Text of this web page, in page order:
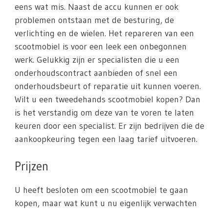
eens wat mis. Naast de accu kunnen er ook
problemen ontstaan met de besturing, de
verlichting en de wielen. Het repareren van een
scootmobiel is voor een leek een onbegonnen
werk. Gelukkig zijn er specialisten die u een
onderhoudscontract aanbieden of snel een
onderhoudsbeurt of reparatie uit kunnen voeren.
Wilt u een tweedehands scootmobiel kopen? Dan
is het verstandig om deze van te voren te laten
keuren door een specialist. Er zijn bedrijven die de
aankoopkeuring tegen een laag tarief uitvoeren.
Prijzen
U heeft besloten om een scootmobiel te gaan
kopen, maar wat kunt u nu eigenlijk verwachten